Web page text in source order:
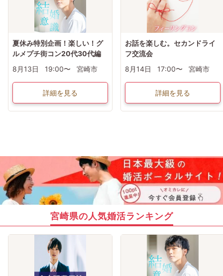
夏休み特別企画！楽しい！グ
ルメプチ街コン20代30代編
8月13日
19:00〜 宮崎市
詳細を見る
お話を楽しむ。セカンドライ
フ交流会
8月14日
17:00〜 宮崎市
詳細を見る
宮崎県の人気婚活ランキング